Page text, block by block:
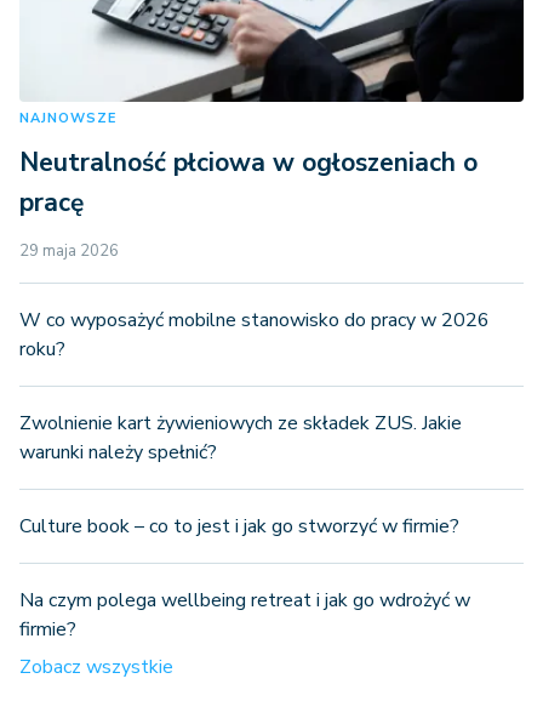
NAJNOWSZE
Neutralność płciowa w ogłoszeniach o
pracę
29 maja 2026
W co wyposażyć mobilne stanowisko do pracy w 2026
roku?
Zwolnienie kart żywieniowych ze składek ZUS. Jakie
warunki należy spełnić?
Culture book – co to jest i jak go stworzyć w firmie?
Na czym polega wellbeing retreat i jak go wdrożyć w
firmie?
Zobacz wszystkie